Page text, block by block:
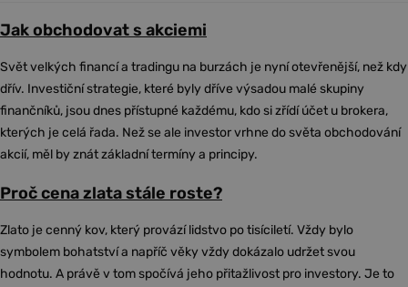
Jak obchodovat s akciemi
Svět velkých financí a tradingu na burzách je nyní otevřenější, než kdy
dřív. Investiční strategie, které byly dříve výsadou malé skupiny
finančníků, jsou dnes přístupné každému, kdo si zřídí účet u brokera,
kterých je celá řada. Než se ale investor vrhne do světa obchodování
akcií, měl by znát základní termíny a principy.
Proč cena zlata stále roste?
Zlato je cenný kov, který provází lidstvo po tisíciletí. Vždy bylo
symbolem bohatství a napříč věky vždy dokázalo udržet svou
hodnotu. A právě v tom spočívá jeho přitažlivost pro investory. Je to